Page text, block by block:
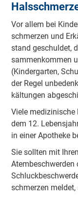
Vor al­lem bei
schmer­zen und
stand ge­schul­det,
sam­men­kom­men
(Kin­der­gar­ten,
der Re­gel
käl­tun­gen
Vie­le
dem 12.
in einer Apo­the­ke
Sie soll­ten mit
Atem­be­schwer­den
schmer­zen mel­det,